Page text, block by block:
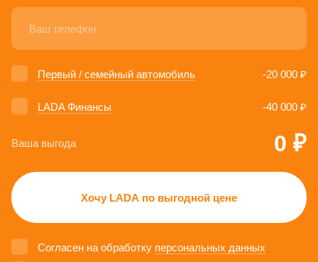
Первый / семейный автомобиль -20 000 ₽
LADA Финансы -40 000 ₽
Ваша выгода 0 ₽
Хочу LADA по выгодной цене
Согласен на обработку персональных данных